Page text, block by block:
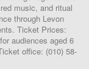
music, and ritual
through Levon
Ticket Prices:
audiences aged 6
office: (010) 58-